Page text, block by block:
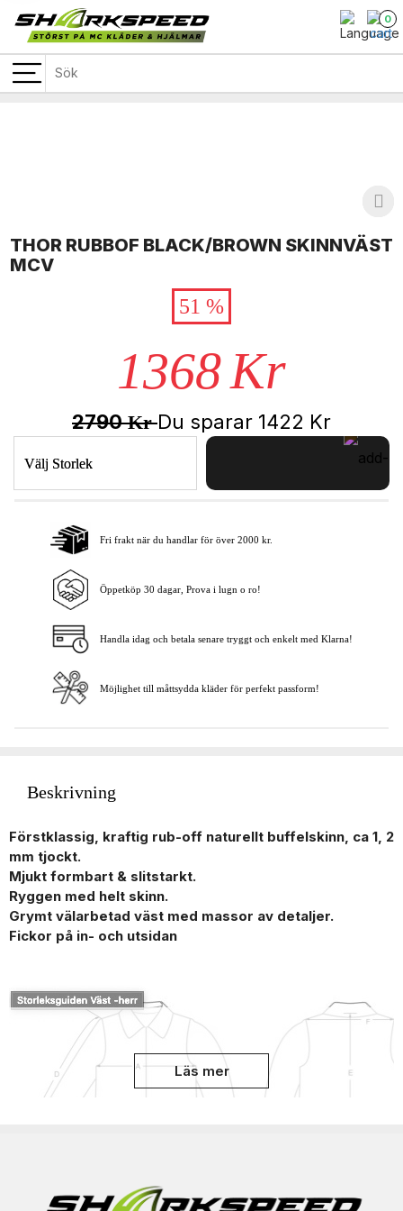
0
THOR RUBBOF BLACK/BROWN SKINNVÄST
MCV
51 %
1368Kr
2790KrDu sparar 1422 Kr
Välj Storlek
Lägg i varukorgen
Fri frakt när du handlar för över 2000 kr.
Öppetköp 30 dagar, Prova i lugn o ro!
Handla idag och betala senare tryggt och enkelt med Klarna!
Möjlighet till måttsydda kläder för perfekt passform!
Beskrivning
Förstklassig, kraftig rub-off naturellt buffelskinn, ca 1, 2
mm tjockt.
Mjukt formbart & slitstarkt.
Ryggen med helt skinn.
Grymt välarbetad väst med massor av detaljer.
Fickor på in- och utsidan
Läs mer